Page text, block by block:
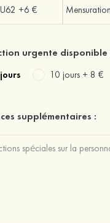
+6 €
urgente disponible
10 jours + 8 €
supplémentaires :